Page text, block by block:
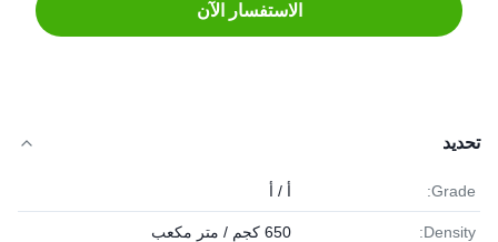
الاستفسار الآن
تحديد
Grade: أ / أ
Density: 650 كجم / متر مكعب